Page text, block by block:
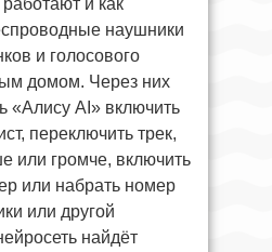
наушники
и голосового
домом. Через них
«Алису AI» включить
переключить трек,
или громче, включить
или набрать номер
или другой
найдёт